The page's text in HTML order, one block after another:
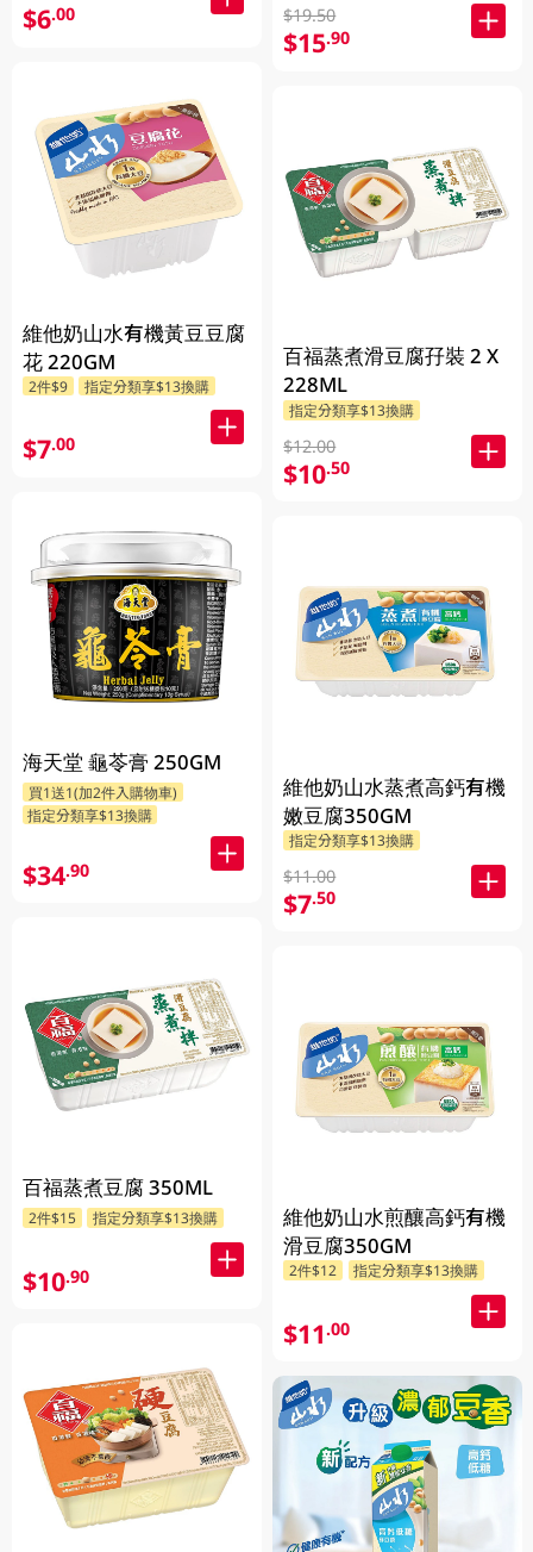
$6.00
維他奶山水有機黃豆豆腐
花 220GM
2件$9 指定分類享$13換購
$7.00
海天堂 龜苓膏 250GM
買1送1(加2件入購物車)
指定分類享$13換購
$34.90
百福蒸煮豆腐 350ML
2件$15 指定分類享$13換購
$10.90
$19.50
$15.90
百福蒸煮滑豆腐孖裝 2 X
228ML
指定分類享$13換購
$12.00
$10.50
維他奶山水蒸煮高鈣有機
嫩豆腐350GM
指定分類享$13換購
$11.00
$7.50
維他奶山水煎釀高鈣有機
滑豆腐350GM
2件$12 指定分類享$13換購
$11.00